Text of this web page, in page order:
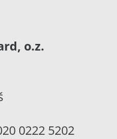
o.z.
0222 5202